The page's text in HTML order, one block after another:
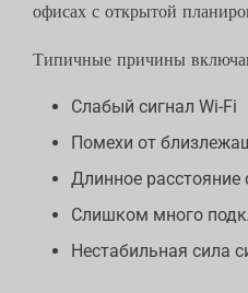
офисах с открытой
Типичные причины
Слабый сигнал Wi-Fi
Помехи от
Длинное
Слишком много
Нестабильная сила